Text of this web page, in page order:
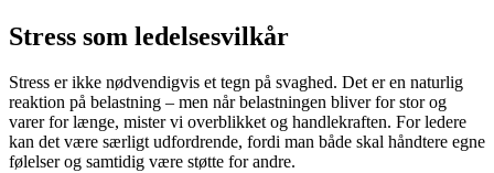
Stress som ledelsesvilkår
Stress er ikke nødvendigvis et tegn på svaghed. Det er en naturlig
reaktion på belastning – men når belastningen bliver for stor og
varer for længe, mister vi overblikket og handlekraften. For ledere
kan det være særligt udfordrende, fordi man både skal håndtere egne
følelser og samtidig være støtte for andre.